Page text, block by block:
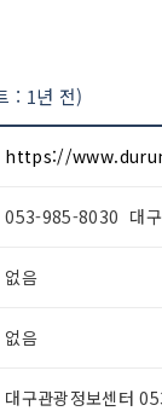
: 1년 전)
https://
053-985-8030 대구
없음
없음
대구관광정보센터